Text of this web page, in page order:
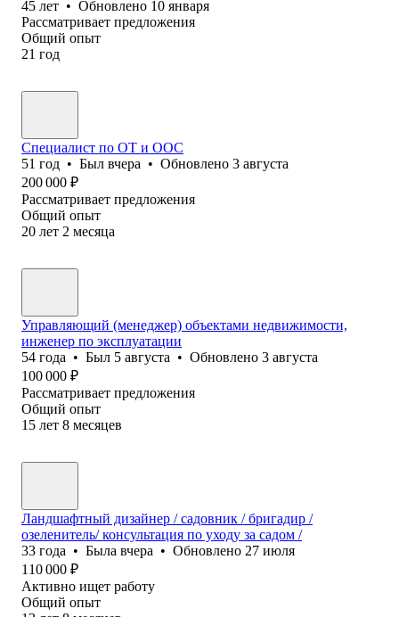
45 лет • Обновлено 10 января
Рассматривает предложения
Общий опыт
21 год
Специалист по ОТ и ООС
51 год • Был вчера • Обновлено 3 августа
200 000 ₽
Рассматривает предложения
Общий опыт
20 лет 2 месяца
Управляющий (менеджер) объектами недвижимости,
инженер по эксплуатации
54 года • Был 5 августа • Обновлено 3 августа
100 000 ₽
Рассматривает предложения
Общий опыт
15 лет 8 месяцев
Ландшафтный дизайнер / садовник / бригадир /
озеленитель/ консультация по уходу за садом /
33 года • Была вчера • Обновлено 27 июля
110 000 ₽
Активно ищет работу
Общий опыт